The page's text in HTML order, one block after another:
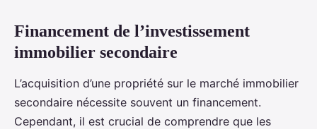
Financement de l’investissement
immobilier secondaire
L’acquisition d’une propriété sur le marché immobilier
secondaire nécessite souvent un financement.
Cependant, il est crucial de comprendre que les